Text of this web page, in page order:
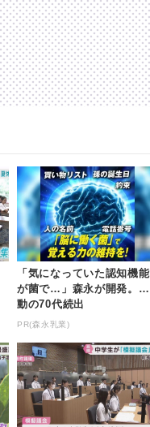
「気になっていた認知機能
が菌で…」森永が開発。感
動の70代続出
PR(森永乳業)